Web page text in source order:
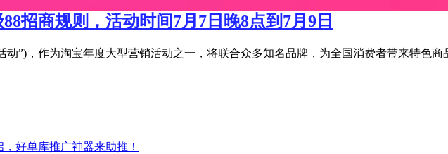
招商规则，活动时间7月7日晚8点到7月9日
动”)，作为淘宝年度大型营销活动之一，将联合众多知名品牌，为全国消费者带来特色
好单库推广神器来助推！